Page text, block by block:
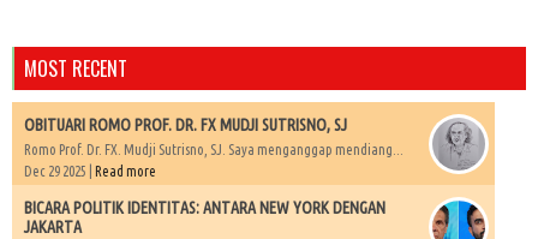
MOST RECENT
OBITUARI ROMO PROF. DR. FX MUDJI SUTRISNO, SJ
Romo Prof. Dr. FX. Mudji Sutrisno, SJ. Saya menganggap mendiang...
Dec 29 2025 | Read more
BICARA POLITIK IDENTITAS: ANTARA NEW YORK DENGAN
JAKARTA